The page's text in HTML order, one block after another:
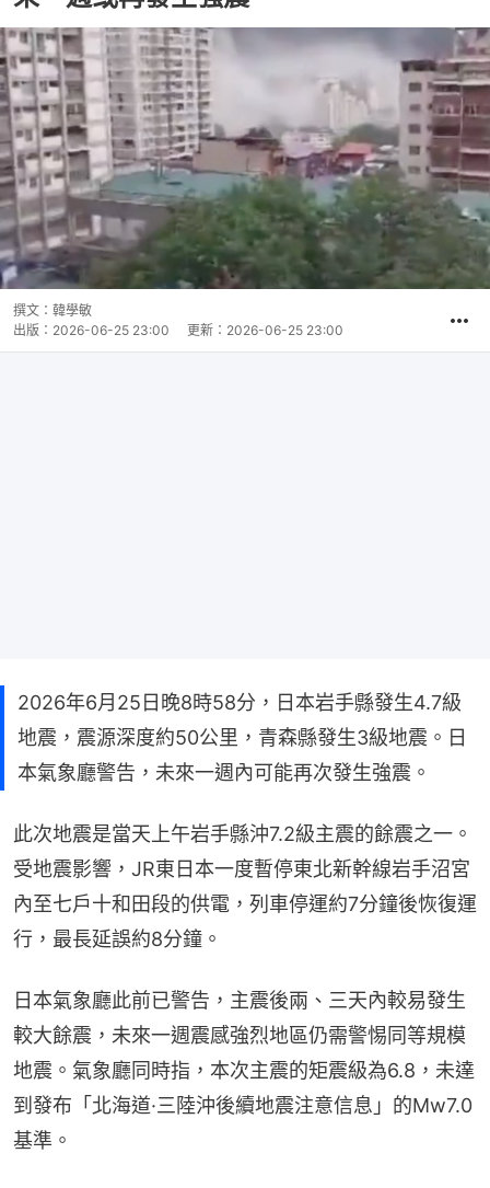
撰文： 韓學敏
出版： 2026-06-25 23:00 更新： 2026-06-25 23:00
2026年6月25日晚8時58分，日本岩手縣發生4.7級
地震，震源深度約50公里，青森縣發生3級地震。日
本氣象廳警告，未來一週內可能再次發生強震。
此次地震是當天上午岩手縣沖7.2級主震的餘震之一。
受地震影響，JR東日本一度暫停東北新幹線岩手沼宮
內至七戶十和田段的供電，列車停運約7分鐘後恢復運
行，最長延誤約8分鐘。
日本氣象廳此前已警告，主震後兩、三天內較易發生
較大餘震，未來一週震感強烈地區仍需警惕同等規模
地震。氣象廳同時指，本次主震的矩震級為6.8，未達
到發布「北海道·三陸沖後續地震注意信息」的Mw7.0
基準。